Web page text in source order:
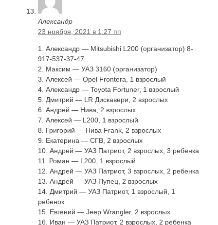
Александр
23 ноября, 2021 в 1:27 пп
1. Александр — Mitsubishi L200 (организатор) 8-
917-537-37-47
2. Максим — УАЗ 3160 (организатор)
3. Алексей — Opel Frontera, 1 взрослый
4. Александр — Toyota Fortuner, 1 взрослый
5. Дмитрий — LR Дискавери, 2 взрослых
6. Андрей — Нива, 2 взрослых
7. Алексей — L200, 1 взрослый
8. Григорий — Нива Frank, 2 взрослых
9. Екатерина — CГВ, 2 взрослых
10. Андрей — УАЗ Патриот, 2 взрослых, 3 ребенка
11. Роман — L200, 1 взрослый
12. Андрей — УАЗ Патриот, 3 взрослых, 2 ребенка
13. Андрей — УАЗ Пупец, 2 взрослых
14. Дмитрий — УАЗ Патриот, 1 взрослый, 1
ребенок
15. Евгений — Jeep Wrangler, 2 взрослых
16. Иван — УАЗ Патриот, 2 взрослых, 2 ребенка